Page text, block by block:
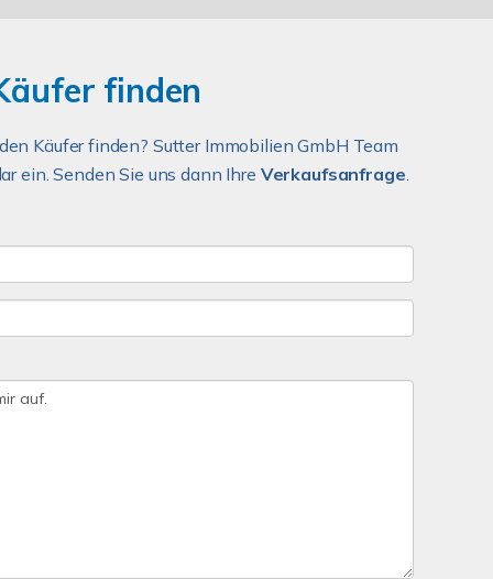
finden
Käufer finden? Sutter Immobilien GmbH Team
ein. Senden Sie uns dann Ihre Verkaufsanfrage.